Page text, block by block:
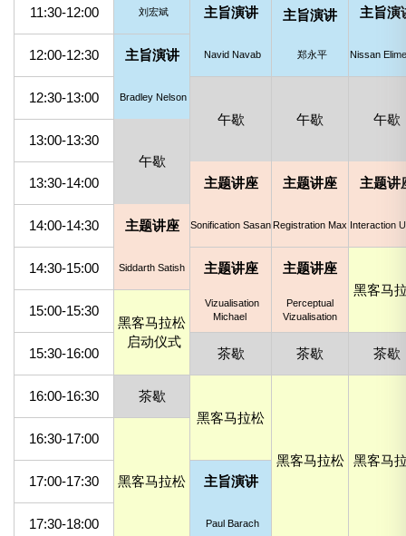
11:30-12:00 刘宏斌 主旨演讲 主旨演讲
郑永平
主旨演
12:00-12:30 主旨演讲 Navid Navab Nissan
12:30-13:00 Bradley Nelson
午歇 午歇
午歇
13:00-13:30
午歇
13:30-14:00
主题讲座 主题讲座 主题讲
14:00-14:30 主题讲座 Sonification SasanRegistration Max Interaction
14:30-15:00 Siddarth Satish 主题讲座
主题讲座
黑客马
15:00-15:30
黑客马拉松
启动仪式
Vizualisation
Michael
Perceptual
Vizualisation
15:30-16:00 茶歇 茶歇 茶歇
16:00-16:30
茶歇
黑客马拉松
黑客马拉松 黑客马
16:30-17:00
黑客马拉松
17:00-17:30 主旨演讲
17:30-18:00 Paul Barach